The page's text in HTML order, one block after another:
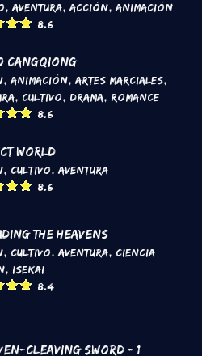
,Aventura,Acción,Animación
8.6
Cangqiong
,Animación,Artes marciales,
, Cultivo, Drama, Romance
8.6
World
, Cultivo,Aventura
8.6
the Heavens
, Cultivo,Aventura, Ciencia
, Isekai
8.4
Cleaving Sword - 1